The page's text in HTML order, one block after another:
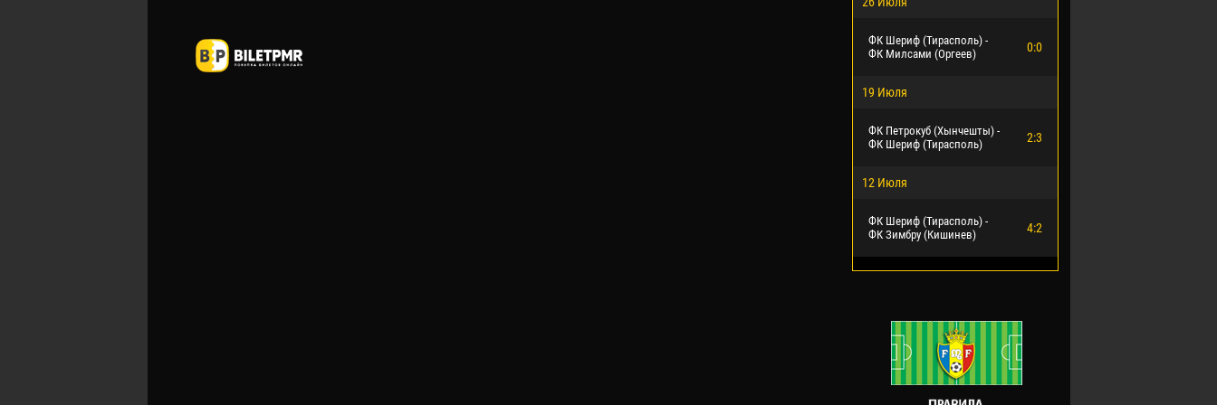
ФК Шериф (Тирасполь) -
ФК Милсами (Оргеев)
0:0
19 Июля
ФК Петрокуб (Хынчешты) -
ФК Шериф (Тирасполь)
2:3
12 Июля
ФК Шериф (Тирасполь) -
ФК Зимбру (Кишинев)
4:2